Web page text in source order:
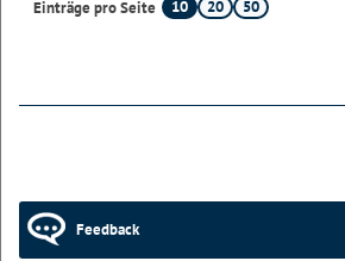
Einträge pro Seite
10 20 50
Feedback